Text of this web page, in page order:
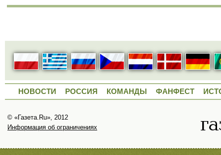
НОВОСТИ РОССИЯ КОМАНДЫ ФАНФЕСТ
© «Газета.Ru», 2012
Информация об ограничениях